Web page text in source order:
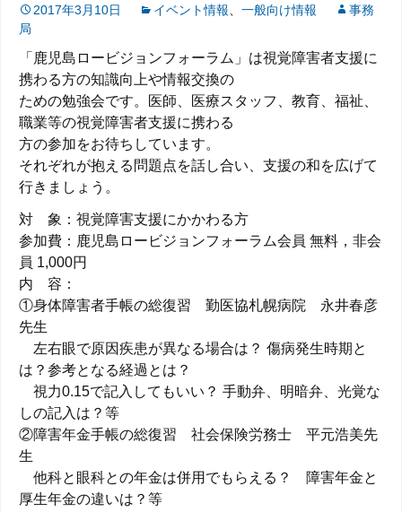
ス
プ
2017年3月10日 イベント情報 一般向け情報
事務
局
「鹿児島ロービジョンフォーラム」は視覚障害者支援に
携わる方の知識向上や情報交換の
ための勉強会です。医師、医療スタッフ、教育、福祉、
職業等の視覚障害者支援に携わる
方の参加をお待ちしています。
それぞれが抱える問題点を話し合い、支援の和を広げて
行きましょう。
対 象：視覚障害支援にかかわる方
参加費：鹿児島ロービジョンフォーラム会員 無料，非会
員 1,000円
内 容：
①身体障害者手帳の総復習 勤医協札幌病院 永井春彦
先生
左右眼で原因疾患が異なる場合は？ 傷病発生時期と
は？参考となる経過とは？
視力0.15で記入してもいい？ 手動弁、明暗弁、光覚な
しの記入は？等
②障害年金手帳の総復習 社会保険労務士 平元浩美先
生
他科と眼科との年金は併用でもらえる？ 障害年金と
厚生年金の違いは？等